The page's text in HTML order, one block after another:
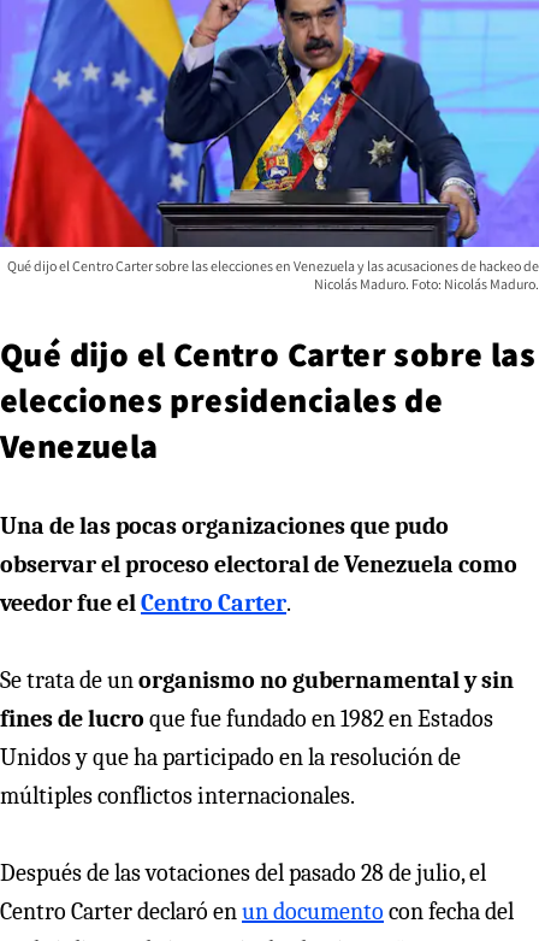
Qué dijo el Centro Carter sobre las elecciones en Venezuela y las acusaciones de hackeo de
Nicolás Maduro. Foto: Nicolás Maduro.
Qué dijo el Centro Carter sobre las
elecciones presidenciales de
Venezuela
Una de las pocas organizaciones que pudo
observar el proceso electoral de Venezuela como
veedor fue el Centro Carter.
Se trata de un organismo no gubernamental y sin
fines de lucro que fue fundado en 1982 en Estados
Unidos y que ha participado en la resolución de
múltiples conflictos internacionales.
Después de las votaciones del pasado 28 de julio, el
Centro Carter declaró en un documento con fecha del